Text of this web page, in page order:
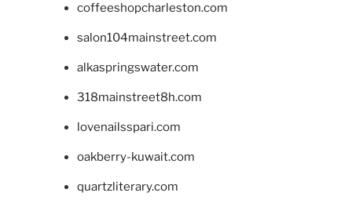
coffeeshopcharleston.com
salon104mainstreet.com
alkaspringswater.com
318mainstreet8h.com
lovenailsspari.com
oakberry-kuwait.com
quartzliterary.com